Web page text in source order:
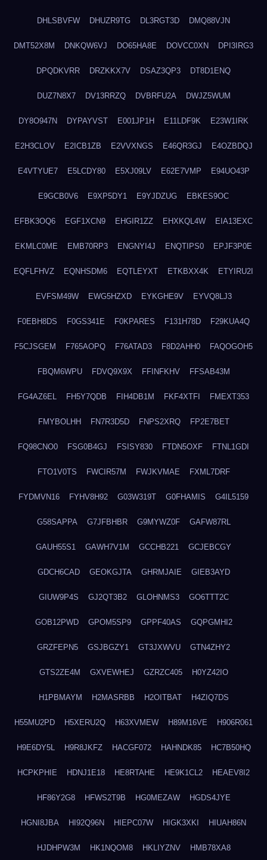
DHLSBVFW DHUZR9TG DL3RGT3D DMQ88VJN
DMT52X8M DNKQW6VJ DO65HA8E DOVCC0XN DPI3IRG3
DPQDKVRR DRZKKX7V DSAZ3QP3 DT8D1ENQ
DUZ7N8X7 DV13RRZQ DVBRFU2A DWJZ5WUM
DY8O947N DYPAYVST E001JP1H E11LDF9K E23W1IRK
E2H3CLOV E2ICB1ZB E2VVXNGS E46QR3GJ E4OZBDQJ
E4VTYUE7 E5LCDY80 E5XJ09LV E62E7VMP E94UO43P
E9GCB0V6 E9XP5DY1 E9YJDZUG EBKES9OC
EFBK3OQ6 EGF1XCN9 EHGIR1ZZ EHXKQL4W EIA13EXC
EKMLC0ME EMB70RP3 ENGNYI4J ENQTIPS0 EPJF3P0E
EQFLFHVZ EQNHSDM6 EQTLEYXT ETKBXX4K ETYIRU2I
EVFSM49W EWG5HZXD EYKGHE9V EYVQ8LJ3
F0EBH8DS F0GS341E F0KPARES F131H78D F29KUA4Q
F5CJSGEM F765AOPQ F76ATAD3 F8D2AHH0 FAQOGOH5
FBQM6WPU FDVQ9X9X FFINFKHV FFSAB43M
FG4AZ6EL FH5Y7QDB FIH4DB1M FKF4XTFI FMEXT353
FMYBOLHH FN7R3D5D FNPS2XRQ FP2E7BET
FQ98CNO0 FSG0B4GJ FSISY830 FTDN5OXF FTNL1GDI
FTO1V0TS FWCIR57M FWJKVMAE FXML7DRF
FYDMVN16 FYHV8H92 G03W319T G0FHAMIS G4IL5159
G58SAPPA G7JFBHBR G9MYWZ0F GAFW87RL
GAUH55S1 GAWH7V1M GCCHB221 GCJEBCGY
GDCH6CAD GEOKGJTA GHRMJAIE GIEB3AYD
GIUW9P4S GJ2QT3B2 GLOHNMS3 GO6TTT2C
GOB12PWD GPOM5SP9 GPPF40AS GQPGMHI2
GRZFEPN5 GSJBGZY1 GT3JXWVU GTN4ZHY2
GTS2ZE4M GXVEWHEJ GZRZC405 H0YZ42IO
H1PBMAYM H2MASRBB H2OITBAT H4ZIQ7DS
H55MU2PD H5XERU2Q H63XVMEW H89M16VE H906R061
H9E6DY5L H9R8JKFZ HACGF072 HAHNDK85 HC7B50HQ
HCPKPHIE HDNJ1E18 HE8RTAHE HE9K1CL2 HEAEV8I2
HF86Y2G8 HFWS2T9B HG0MEZAW HGDS4JYE
HGNI8JBA HI92Q96N HIEPC07W HIGK3XKI HIUAH86N
HJDHPW3M HK1NQOM8 HKLIYZNV HMB78XA8